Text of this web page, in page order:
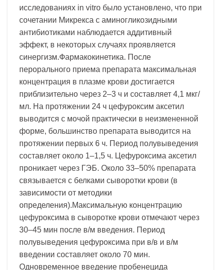
исследованиях in vitro было установлено, что при
сочетании Микрекса с аминогликозидными
антибиотиками наблюдается аддитивный
эффект, в некоторых случаях проявляется
синергизм.Фармакокинетика. После
перорального приема препарата максимальная
концентрация в плазме крови достигается
приблизительно через 2–3 ч и составляет 4,1 мкг/
мл. На протяжении 24 ч цефуроксим аксетил
выводится с мочой практически в неизмененной
форме, большинство препарата выводится на
протяжении первых 6 ч. Период полувыведения
составляет около 1–1,5 ч. Цефуроксима аксетил
проникает через ГЭБ. Около 33–50% препарата
связывается с белками сыворотки крови (в
зависимости от методики
определения).Максимальную концентрацию
цефуроксима в сыворотке крови отмечают через
30–45 мин после в/м введения. Период
полувыведения цефуроксима при в/в и в/м
введении составляет около 70 мин.
Одновременное введение пробенецида